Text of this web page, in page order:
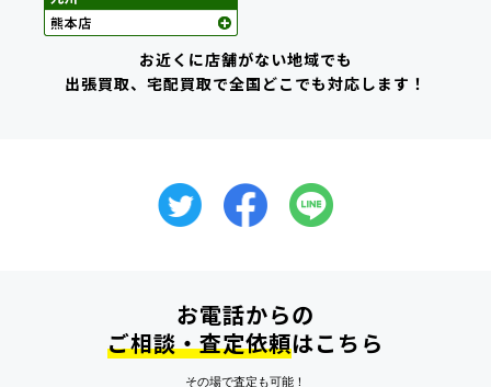
お近くに店舗がない地域でも
出張買取、宅配買取で全国どこでも対応します！
お電話からの
ご相談・査定依頼はこちら
その場で査定も可能！